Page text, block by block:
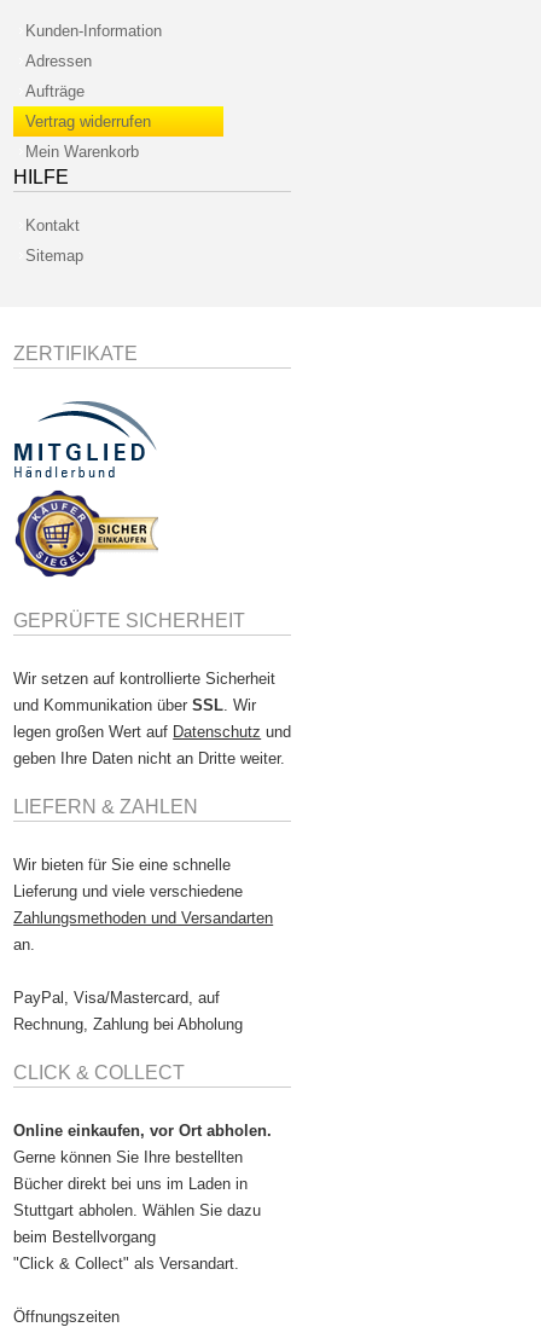
Kunden-Information
Adressen
Aufträge
Vertrag widerrufen
Mein Warenkorb
HILFE
Kontakt
Sitemap
ZERTIFIKATE
GEPRÜFTE SICHERHEIT
Wir setzen auf kontrollierte Sicherheit
und Kommunikation überSSL . Wir
legen großen Wert auf Datenschutz und
geben Ihre Daten nicht an Dritte weiter.
LIEFERN & ZAHLEN
Wir bieten für Sie eine schnelle
Lieferung und viele verschiedene
Zahlungsmethoden und Versandarten
an.
PayPal, Visa/Mastercard, auf
Rechnung, Zahlung bei Abholung
CLICK & COLLECT
Online einkaufen, vor Ort abholen.
Gerne können Sie Ihre bestellten
Bücher direkt bei uns im Laden in
Stuttgart abholen. Wählen Sie dazu
beim Bestellvorgang
"Click & Collect" als Versandart.
Öffnungszeiten